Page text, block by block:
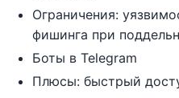
Ограничения:
фишинга при
Боты в Telegram
Плюсы: быстрый